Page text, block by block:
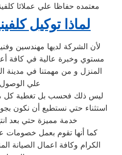
معتمده حفاظا علي عملائا
لماذا توكيل
مستوي وخبرة عالية في كافة
المنزل و من مهمتنا في مدينة
علي الوصول
ليس ذلك فحسب بل تغطية كل
استثناء حتي نستطيع أن نكون
خدمة مميزة حتي بعد
كما أنها تقوم بعمل خصومات
الكرام وكافة اعمال الصيانة